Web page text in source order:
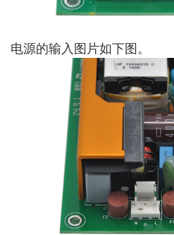
电源的输入图片如下图。